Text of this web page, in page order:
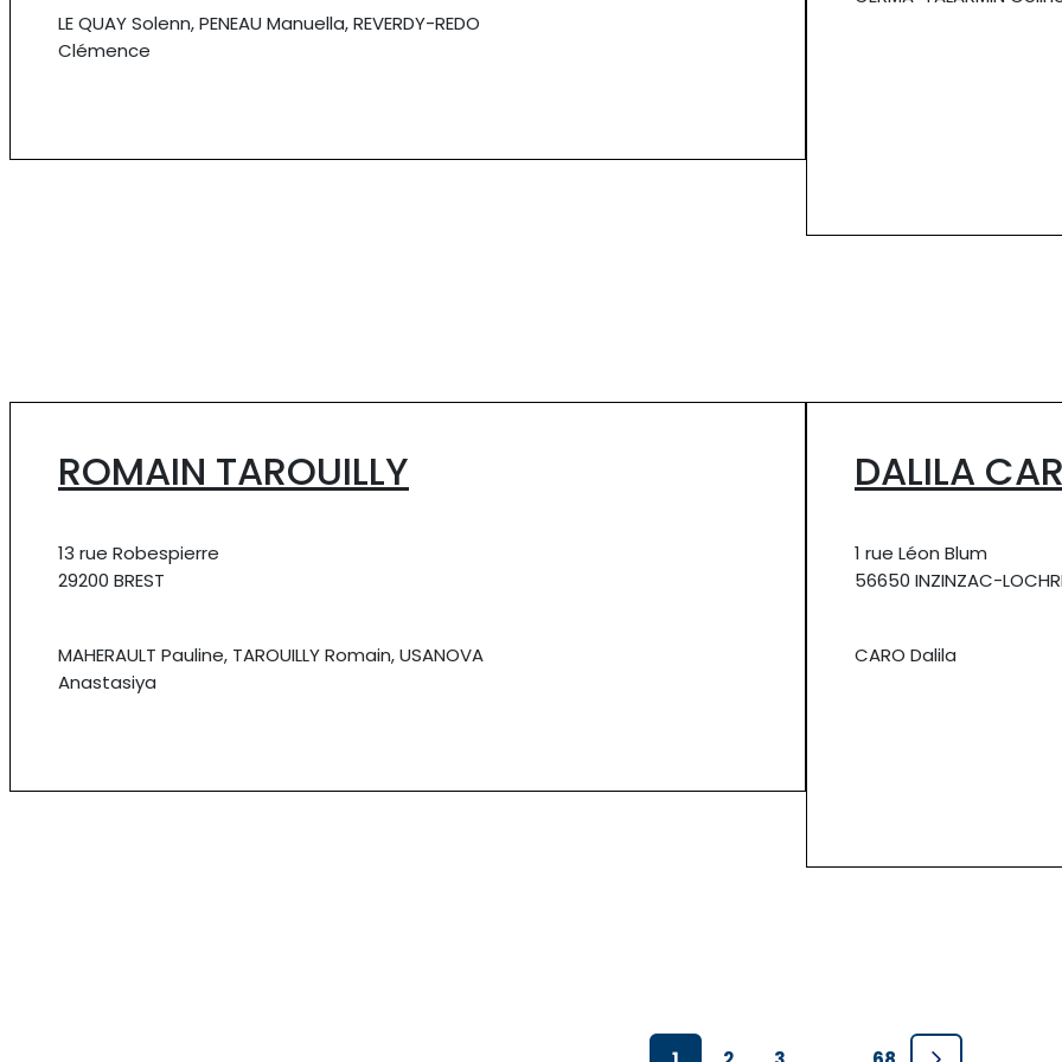
LE QUAY Solenn, PENEAU Manuella, REVERDY-REDO
Clémence
ROMAIN TAROUILLY
13 rue Robespierre
29200 BREST
MAHERAULT Pauline, TAROUILLY Romain, USANOVA
Anastasiya
DALILA
1 rue Léon Blum
56650 INZINZAC-
CARO Dalila